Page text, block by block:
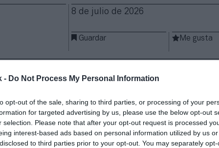
- Do Not Process My Personal Information
opt-out of the sale, sharing to third parties, or processing of your
for targeted advertising by us, please use the below opt-out
selection. Please note that after your opt-out request is processed
interest-based ads based on personal information utilized by us
to third parties prior to your opt-out. You may separately
8 de julio de 2026
Guardar Me gusta
oficial de fitness delTour de Francia
de la etapa Mulhouse–Le Markstein. La
elCol Amic, situado en la región francesa de
en congregar a cientos de participantes ,
propia comunidad de usuarios, para realizar de